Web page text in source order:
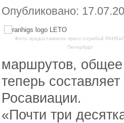
Опубликовано:
Фото предоставлено пресс-службой
Петербург
маршрутов, общее
теперь
Росавиации.
«Почти три